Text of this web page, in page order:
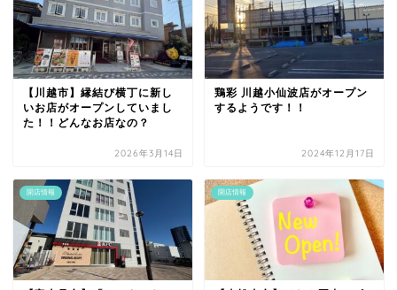
【川越市】縁結び横丁に新し
いお店がオープンしていまし
た！！どんなお店なの？
2026年3月14日
鶏彩 川越小仙波店がオープン
するようです！！
2024年12月17日
開店情報 開店情報